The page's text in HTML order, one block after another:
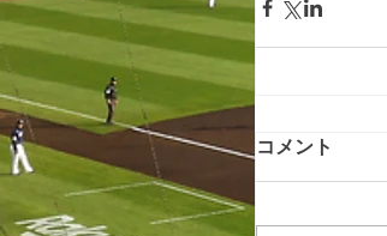
コメント